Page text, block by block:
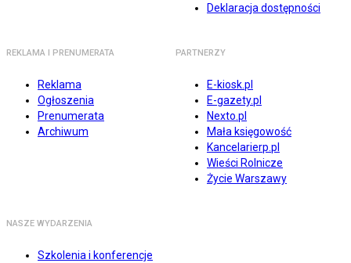
Deklaracja dostępności
REKLAMA I PRENUMERATA
Reklama
Ogłoszenia
Prenumerata
Archiwum
PARTNERZY
E-kiosk.pl
E-gazety.pl
Nexto.pl
Mała księgowość
Kancelarierp.pl
Wieści Rolnicze
Życie Warszawy
NASZE WYDARZENIA
Szkolenia i konferencje